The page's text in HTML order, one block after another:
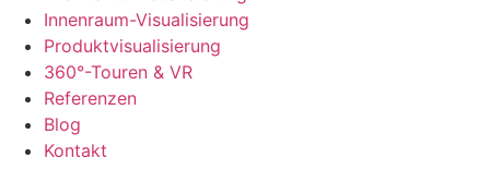
Innenraum-Visualisierung
Produktvisualisierung
360°-Touren & VR
Referenzen
Blog
Kontakt